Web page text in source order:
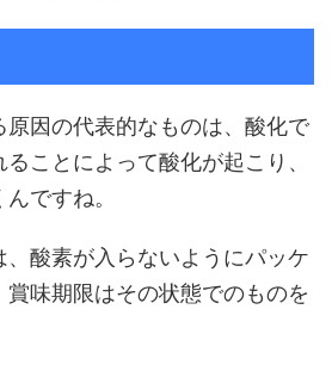
因の代表的なものは、酸化で
ことによって酸化が起こり、
ですね。
酸素が入らないようにパッケ
味期限はその状態でのものを